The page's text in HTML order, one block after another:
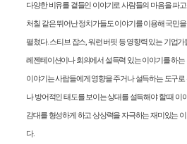
다양한 비유를 곁들인 이야기로 사람들의 마음을 파
처칠 같은 뛰어난 정치가들도 이야기를 이용해 국민
펼쳤다. 스티브 잡스 워런 버핏 등 영향력 있는 기업
레젠테이션이나 회의에서 설득력 있는 이야기를 하는
이야기는 사람들에게 영향을 주거나 설득하는 도구
나 방어적인 태도를 보이는 상대를 설득해야 할 때 이
감대를 형성하게 하고 상상력을 자극하는 재미있는
다.